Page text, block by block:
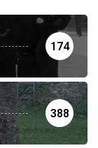
174
388